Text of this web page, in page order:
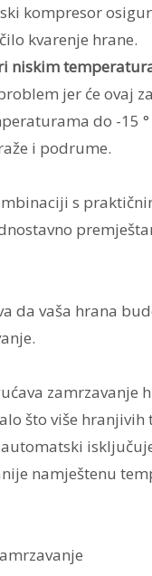
kompresor
kvarenje hrane.
niskim
jer će ovaj
do -15 °
i podrume.
s
da vaša hrana
zamrzavanje
što više
namještenu